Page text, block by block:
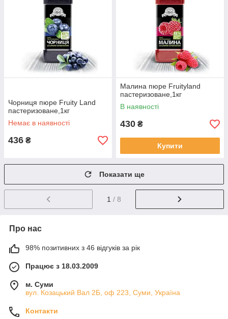
Чорниця пюре Fruity Land
пастеризоване,1кг
Немає в наявності
436 ₴
Малина пюре Fruityland
пастеризоване,1кг
В наявності
430 ₴
Купити
Показати ще
1 / 8
Про нас
98% позитивних з 46 відгуків за рік
Працює з 18.03.2009
м. Суми
вул. Козацький Вал 2Б, оф 223, Суми, Україна
Контакти